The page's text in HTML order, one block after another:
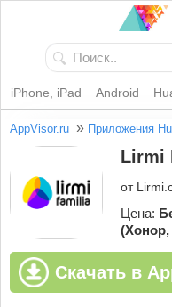
iPhone, iPad Android
AppVisor.ru » Приложения
Lirmi
от
Цена:
(Хонор,
Скачать в